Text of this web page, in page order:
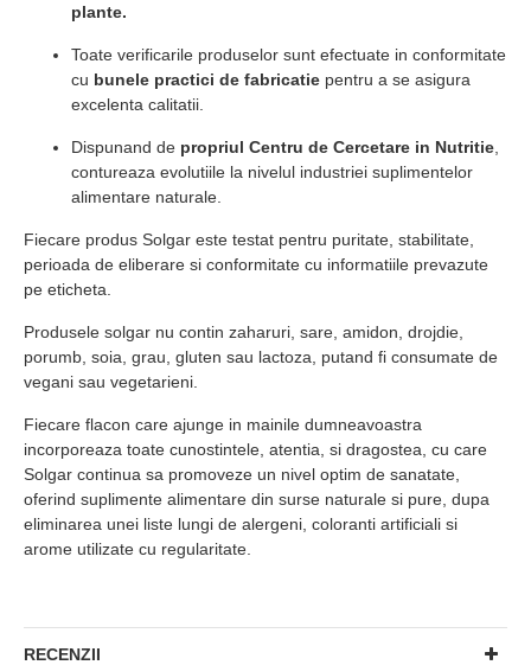
plante.
Toate verificarile produselor sunt efectuate in conformitate
cu bunele practici de fabricatie pentru a se asigura
excelenta calitatii.
Dispunand de propriul Centru de Cercetare in Nutritie
contureaza evolutiile la nivelul industriei suplimentelor
alimentare naturale.
Fiecare produs Solgar este testat pentru puritate, stabilitate,
perioada de eliberare si conformitate cu informatiile prevazute
pe eticheta.
Produsele solgar nu contin zaharuri, sare, amidon, drojdie,
porumb, soia, grau, gluten sau lactoza, putand fi consumate de
vegani sau vegetarieni.
Fiecare flacon care ajunge in mainile dumneavoastra
incorporeaza toate cunostintele, atentia, si dragostea, cu care
Solgar continua sa promoveze un nivel optim de sanatate,
oferind suplimente alimentare din surse naturale si pure, dupa
eliminarea unei liste lungi de alergeni, coloranti artificiali si
arome utilizate cu regularitate.
RECENZII